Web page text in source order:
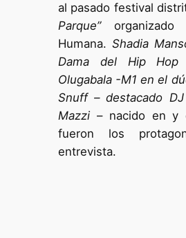
al pasado festival
Parque”organizado
Humana. Shadia
Dama del Hip Hop
Olugabala -M1 en el
Snuff – destacado
Mazzi– nacido en y
fueron los
entrevista.